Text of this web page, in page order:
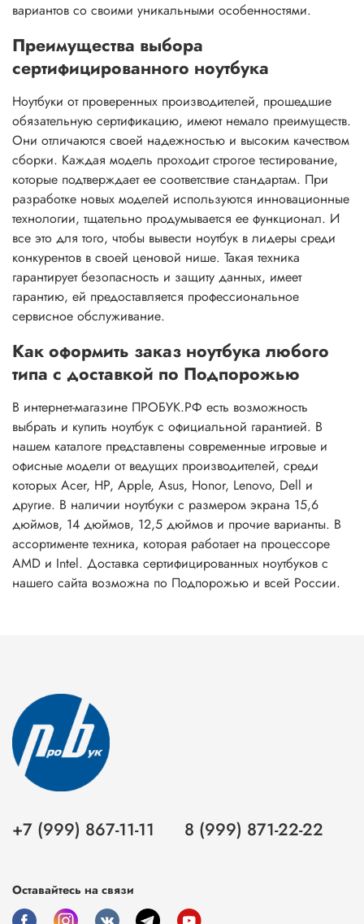
вариантов со своими уникальными особенностями.
Преимущества выбора
сертифицированного ноутбука
Ноутбуки от проверенных производителей, прошедшие
обязательную сертификацию, имеют немало преимуществ.
Они отличаются своей надежностью и высоким качеством
сборки. Каждая модель проходит строгое тестирование,
которые подтверждает ее соответствие стандартам. При
разработке новых моделей используются инновационные
технологии, тщательно продумывается ее функционал. И
все это для того, чтобы вывести ноутбук в лидеры среди
конкурентов в своей ценовой нише. Такая техника
гарантирует безопасность и защиту данных, имеет
гарантию, ей предоставляется профессиональное
сервисное обслуживание.
Как оформить заказ ноутбука любого
типа с доставкой по Подпорожью
В интернет-магазине ПРОБУК.РФ есть возможность
выбрать и купить ноутбук с официальной гарантией. В
нашем каталоге представлены современные игровые и
офисные модели от ведущих производителей, среди
которых Acer, HP, Apple, Asus, Honor, Lenovo, Dell и
другие. В наличии ноутбуки с размером экрана 15,6
дюймов, 14 дюймов, 12,5 дюймов и прочие варианты. В
ассортименте техника, которая работает на процессоре
AMD и Intel. Доставка сертифицированных ноутбуков с
нашего сайта возможна по Подпорожью и всей России.
+7 (999) 867-11-11 8 (999) 871-22-22
Оставайтесь на связи